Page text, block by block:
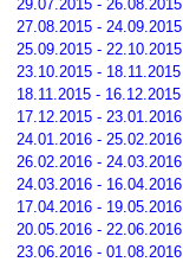
29.07.2015 - 26.08.2015
27.08.2015 - 24.09.2015
25.09.2015 - 22.10.2015
23.10.2015 - 18.11.2015
18.11.2015 - 16.12.2015
17.12.2015 - 23.01.2016
24.01.2016 - 25.02.2016
26.02.2016 - 24.03.2016
24.03.2016 - 16.04.2016
17.04.2016 - 19.05.2016
20.05.2016 - 22.06.2016
23.06.2016 - 01.08.2016